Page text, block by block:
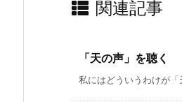
関連記事
「天の声」を聴く
私にはどういうわけが